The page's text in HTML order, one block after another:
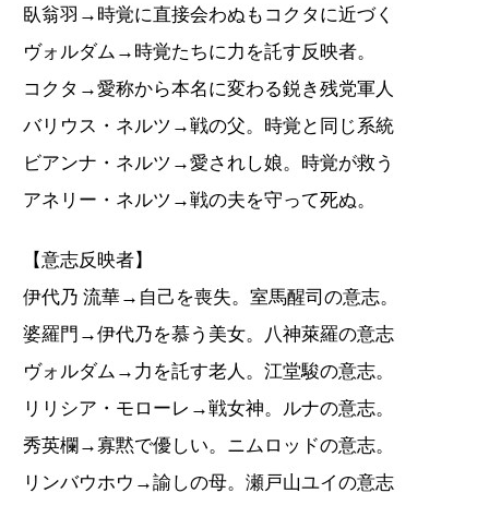
臥翁羽→時覚に直接会わぬもコクタに近づく
ヴォルダム→時覚たちに力を託す反映者。
コクタ→愛称から本名に変わる鋭き残党軍人
バリウス・ネルツ→戦の父。時覚と同じ系統
ビアンナ・ネルツ→愛されし娘。時覚が救う
アネリー・ネルツ→戦の夫を守って死ぬ。
【意志反映者】
伊代乃 流華→自己を喪失。室馬醒司の意志。
婆羅門→伊代乃を慕う美女。八神萊羅の意志
ヴォルダム→力を託す老人。江堂駿の意志。
リリシア・モローレ→戦女神。ルナの意志。
秀英欄→寡黙で優しい。ニムロッドの意志。
リンバウホウ→諭しの母。瀬戸山ユイの意志